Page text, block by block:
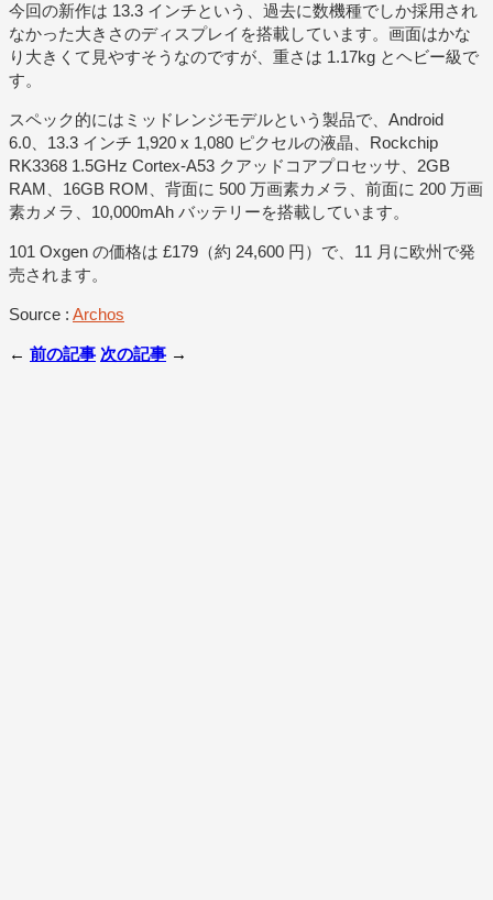
今回の新作は 13.3 インチという、過去に数機種でしか採用され
なかった大きさのディスプレイを搭載しています。画面はかな
り大きくて見やすそうなのですが、重さは 1.17kg とヘビー級で
す。
スペック的にはミッドレンジモデルという製品で、Android
6.0、13.3 インチ 1,920 x 1,080 ピクセルの液晶、Rockchip
RK3368 1.5GHz Cortex-A53 クアッドコアプロセッサ、2GB
RAM、16GB ROM、背面に 500 万画素カメラ、前面に 200 万画
素カメラ、10,000mAh バッテリーを搭載しています。
101 Oxgen の価格は £179（約 24,600 円）で、11 月に欧州で発
売されます。
Source : Archos
← 前の記事 次の記事 →